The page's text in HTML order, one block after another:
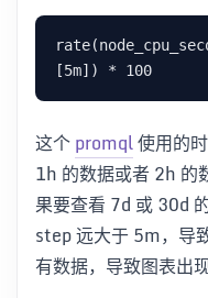
这个promql使用的
1h 的数据或者 2h 的
果要查看 7d 或 30d
step 远大于 5m，导
有数据，导致图表出